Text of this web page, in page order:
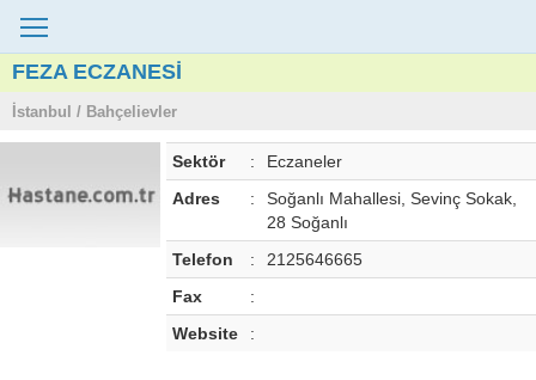
FEZA ECZANESİ
İstanbul / Bahçelievler
Sektör :
Eczaneler
Adres
:
Soğanlı Mahallesi, Sevinç Sokak,
28 Soğanlı
Telefon
:
2125646665
Fax
:
Website
: